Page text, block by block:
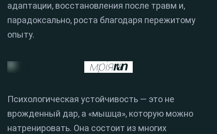
адаптации, восстановления после травм и,
парадоксально, роста благодаря пережитому
опыту.
Психологическая устойчивость — это не
врожденный дар, а «мышца», которую можно
натренировать. Она состоит из многих